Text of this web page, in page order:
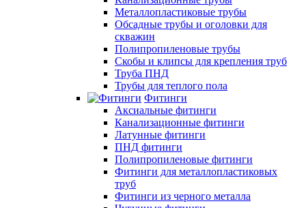
Металлопластиковые трубы
Обсадные трубы и оголовки для
скважин
Полипропиленовые трубы
Скобы и клипсы для крепления труб
Труба ПНД
Трубы для теплого пола
Фитинги
Аксиальные фитинги
Канализационные фитинги
Латунные фитинги
ПНД фитинги
Полипропиленовые фитинги
Фитинги для металлопластиковых
труб
Фитинги из черного металла